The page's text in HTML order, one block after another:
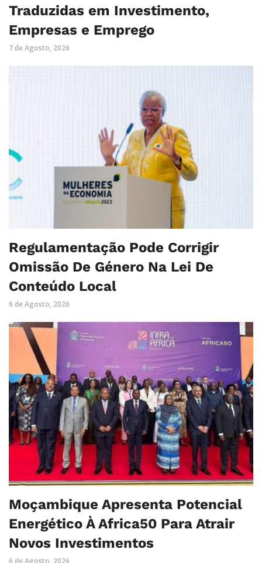
Traduzidas em Investimento,
Empresas e Emprego
7 de Agosto, 2026
Regulamentação Pode Corrigir
Omissão De Género Na Lei De
Conteúdo Local
6 de Agosto, 2026
Moçambique Apresenta Potencial
Energético À Africa50 Para Atrair
Novos Investimentos